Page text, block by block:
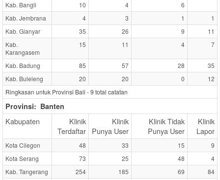
Kab. Bangli
10 4
6
Kab. Jembrana
4 3 1
1
Kab. Gianyar
35 26 9
11
Kab.
Karangasem
15 11 4 7
Kab. Badung 85 57 28
35
Kab. Buleleng
20 20 0
12
Ringkasan untuk Provinsi Bali -9 total catatan
Provinsi: Banten
Kabupaten
Klinik
Terdaftar
Klinik
Punya User
Klinik Tidak
Punya User
Klinik
Lapor
Kota Cilegon 48 33 15
9
Kota Serang
73 25 48
4
Kab. Tangerang
254 185 69
84